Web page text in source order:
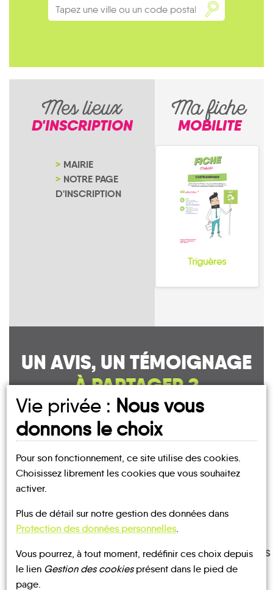
Mes lieux
D'INSCRIPTION
MAIRIE
NOTRE PAGE
D'INSCRIPTION
Ma fiche
MOBILITE
Triguères
UN AVIS, UN TÉMOIGNAGE
À PARTAGER ?
CONTACTEZ-NOUS !
Les infosMOBILITE
TRAIN BUS
TRANSPORTS
À LA
DEMANDE
Vie privée : Nous vous
donnons le choix
Pour son fonctionnement, ce site utilise des cookies.
Choisissez librement les cookies que vous souhaitez
activer.
Plus de détail sur notre gestion des données dans
Protection des données personnelles.
Vous pourrez, à tout moment, redéfinir ces choix depuis
le lien Gestion des cookiesprésent dans le pied de
page.